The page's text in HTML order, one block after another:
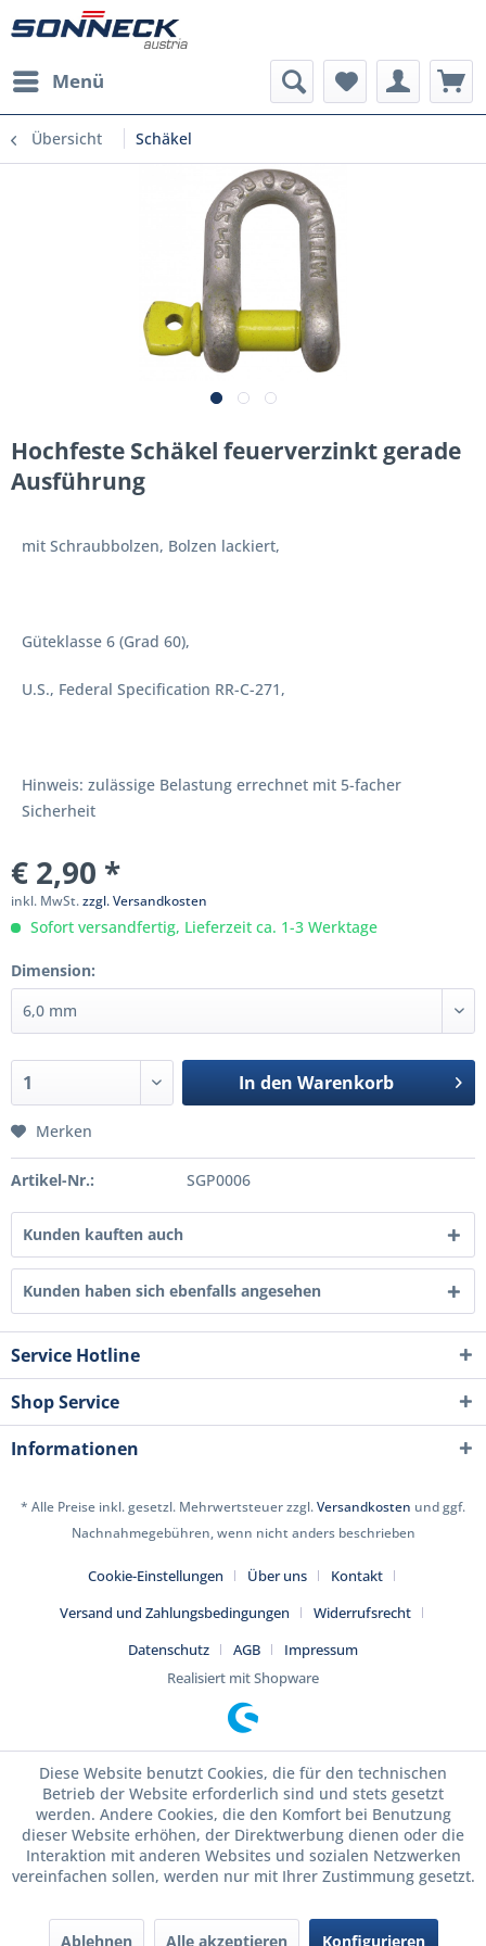
Menü
Übersicht Schäkel
Hochfeste Schäkel feuerverzinkt gerade
Ausführung
mit Schraubbolzen, Bolzen lackiert,
Güteklasse 6 (Grad 60),
U.S., Federal Specification RR-C-271,
Hinweis: zulässige Belastung errechnet mit 5-facher
Sicherheit
€ 2,90 *
inkl. MwSt.zzgl. Versandkosten
Sofort versandfertig, Lieferzeit ca. 1-3 Werktage
Dimension:
In den Warenkorb
Merken
Artikel-Nr.: SGP0006
Kunden kauften auch
Kunden haben sich ebenfalls angesehen
Service Hotline
Shop Service
Informationen
* Alle Preise inkl. gesetzl. Mehrwertsteuer zzgl.Versandkosten und ggf.
Nachnahmegebühren, wenn nicht anders beschrieben
Cookie-Einstellungen Über uns
Kontakt
Versand und Zahlungsbedingungen
Widerrufsrecht
Datenschutz
AGB
Impressum
Realisiert mit Shopware
Diese Website benutzt Cookies, die für den technischen
Betrieb der Website erforderlich sind und stets gesetzt
werden. Andere Cookies, die den Komfort bei Benutzung
dieser Website erhöhen, der Direktwerbung dienen oder die
Interaktion mit anderen Websites und sozialen Netzwerken
vereinfachen sollen, werden nur mit Ihrer Zustimmung gesetzt.
Ablehnen Alle akzeptieren Konfigurieren